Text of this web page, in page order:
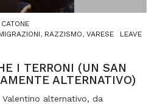
, RAZZISMO,VARESE
LEAVE
I TERRONI (UN SAN
ALTERNATIVO)
alternativo, da